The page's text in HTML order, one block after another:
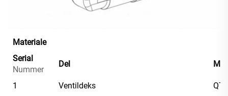
Materiale
Serial
Nummer
Del
1 Ventildeks